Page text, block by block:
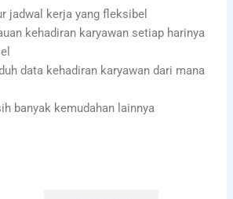
jadwal kerja yang fleksibel
kehadiran karyawan setiap harinya
data kehadiran karyawan dari mana
banyak kemudahan lainnya